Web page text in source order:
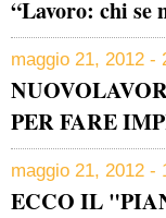
“Lavoro: chi se
maggio 21, 2012 -
PER FARE
maggio 21, 2012 -
ECCO IL